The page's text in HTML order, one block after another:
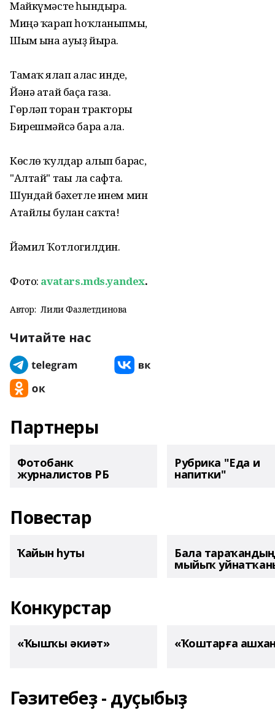
Майкүмәсте һындыра.
Миңә ҡарап һоҡланыпмы,
Шым ғына ауыҙ йыра.
Тамаҡ ялғап алғас инде,
Йәнә атай баҫа газға.
Гөрләп торған тракторы
Бирешмәйсә бара алға.
Көслө ҡулдар алып барғас,
"Алтай" тағы ла сафта.
Шундай бәхетле инем мин
Атайлы булған саҡта!
Йәмил Ҡотлогилдин.
Фото: avatars.mds.yandex.
Автор: Лилиә Фазлетдинова
Читайте нас
Партнеры
Фотобанк
журналистов РБ
Рубрика "Еда и
напитки"
Повестар
Ҡайын һуты Бала тараҡандың
мыйыҡ
Конкурстар
«Ҡышҡы әкиәт» «Ҡоштарға
Гәзитебеҙ - дуҫыбыҙ